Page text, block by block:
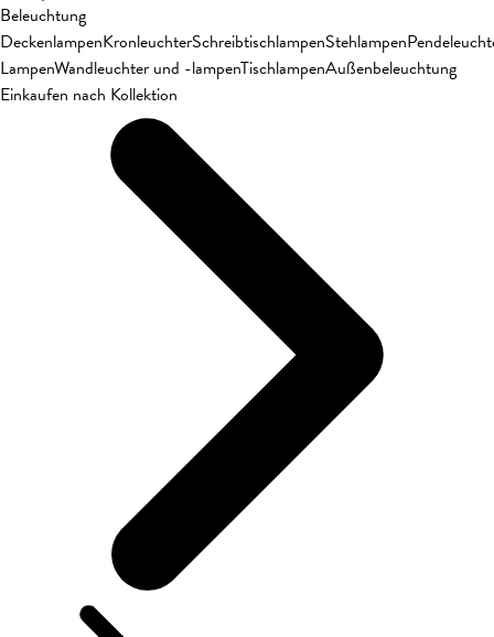
Beleuchtung
DeckenlampenKronleuchterSchreibtischlampenStehlampen
LampenWandleuchter und -lampenTischlampenAußenbeleuchtung
Einkaufen nach Kollektion